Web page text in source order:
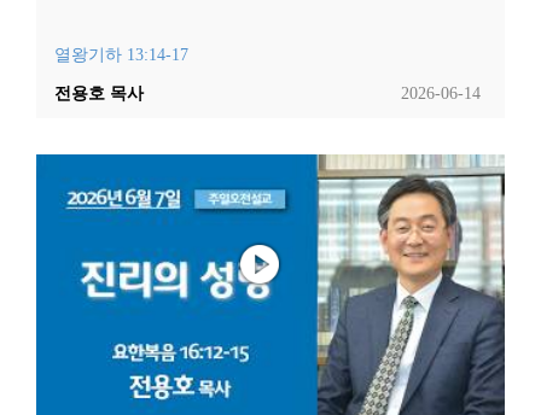
열왕기하 13:14-17
2026-06-14
전용호 목사